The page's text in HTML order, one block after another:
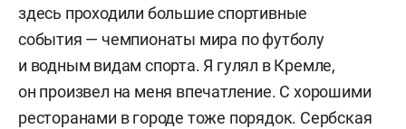
здесь проходили большие спортивные
события — чемпионаты мира по футболу
и водным видам спорта. Я гулял в Кремле,
он произвел на меня впечатление. С хорошими
ресторанами в городе тоже порядок. Сербская